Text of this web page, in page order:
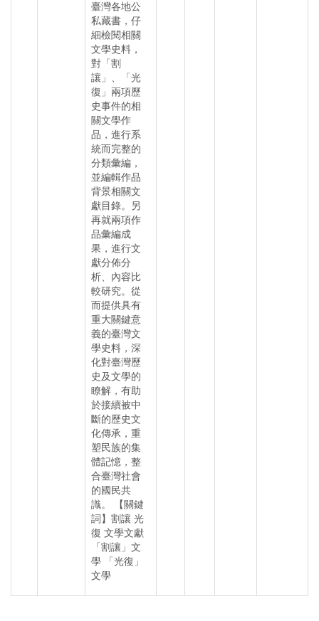
臺灣各地公
私藏書，仔
細檢閱相關
文學史料，
對「割
讓」、「光
復」兩項歷
史事件的相
關文學作
品，進行系
統而完整的
分類彙編，
並編輯作品
背景相關文
獻目錄。另
再就兩項作
品彙編成
果，進行文
獻分佈分
析、內容比
較研究。從
而提供具有
重大關鍵意
義的臺灣文
學史料，深
化對臺灣歷
史及文學的
瞭解，有助
於接續被中
斷的歷史文
化傳承，重
塑民族的集
體記憶，整
合臺灣社會
的國民共
識。 【關鍵
詞】割讓 光
復 文學文獻
「割讓」文
學 「光復」
文學